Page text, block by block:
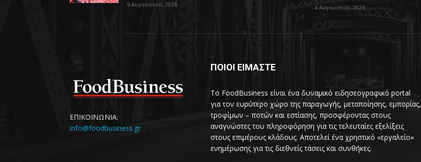
5 Αυγούστου, 2026 4 Αυγούστου, 2026
ΕΠΙΚΟΙΝΩΝΙΑ:
info@foodbusiness.gr
ΠΟΙΟΙ ΕΙΜΑΣΤΕ
Το FoodBusiness είναι ένα δυναμικό ειδησεογραφικό portal
για τον ευρύτερο χώρο της παραγωγής, μεταποίησης, εμπορίας,
τροφίμων – ποτών και εστίασης, προσφέροντας στους
αναγνώστες του πληροφόρηση για τις τελευταίες εξελίξεις
στους επιμέρους κλάδους. Αποτελεί ένα χρηστικό «εργαλείο»
ενημέρωσης για τις διεθνείς τάσεις και συνθήκες.